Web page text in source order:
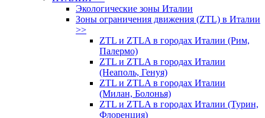
Экологические зоны Италии
Зоны ограничения движения (ZTL) в Италии
>>
ZTL и ZTLA в городах Италии (Рим,
Палермо)
ZTL и ZTLA в городах Италии
(Неаполь, Генуя)
ZTL и ZTLA в городах Италии
(Милан, Болонья)
ZTL и ZTLA в городах Италии (Турин,
Флоренция)